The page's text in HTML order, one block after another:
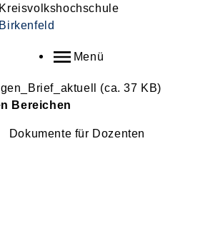
Kreisvolkshochschule
Birkenfeld
Menü
(ca. 37 KB)
Bereichen
Dokumente für Dozenten